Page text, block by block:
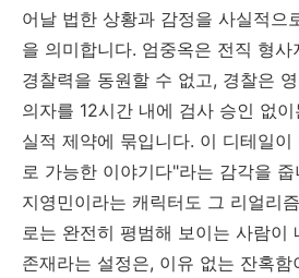
어날 법한 상황과 감정을 사실적으
을 의미합니다. 엄중옥은 전직 형사
경찰력을 동원할 수 없고, 경찰은
의자를 12시간 내에 검사 승인 없
실적 제약에 묶입니다. 이 디테일
로 가능한 이야기다"라는 감각을 줍
지영민이라는 캐릭터도 그 리얼리
로는 완전히 평범해 보이는 사람이
존재라는 설정은, 이유 없는 잔혹함